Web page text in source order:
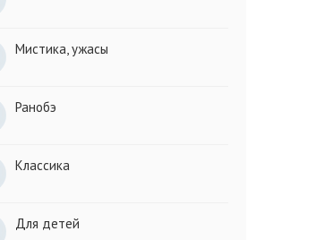
Мистика, ужасы
Ранобэ
Классика
Для детей